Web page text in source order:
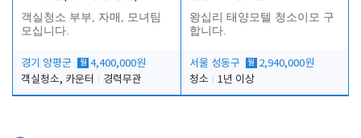
객실청소 부부, 자매, 모녀팀
모십니다.
경기 양평군 월 4,400,000원
객실청소, 카운터
경력무관
왕십리 태양모텔 청소이모 구
합니다.
서울 성동구 월 2,940,000원
청소
1년 이상